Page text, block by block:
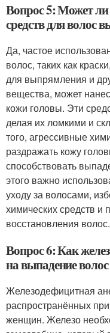
Вопрос 5: Может ли
средств для волос
Да, частое
волос, таких как
для выпрямления и
вещества, может
кожи головы. Эти
делая их ломкими и
того, агрессивные
раздражать кожу
способствовать
этого важно
уходу за волосами,
химических средств и
восстановления волос.
Вопрос 6: Как
на выпадение
Железодефицитная
распространённых
женщин. Железо